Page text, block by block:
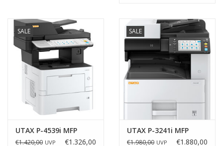
SALE
UTAX P-4539i MFP
€1.420,00 UVP €1.326,00
SALE
UTAX P-3241i MFP
€1.980,00 UVP €1.880,00